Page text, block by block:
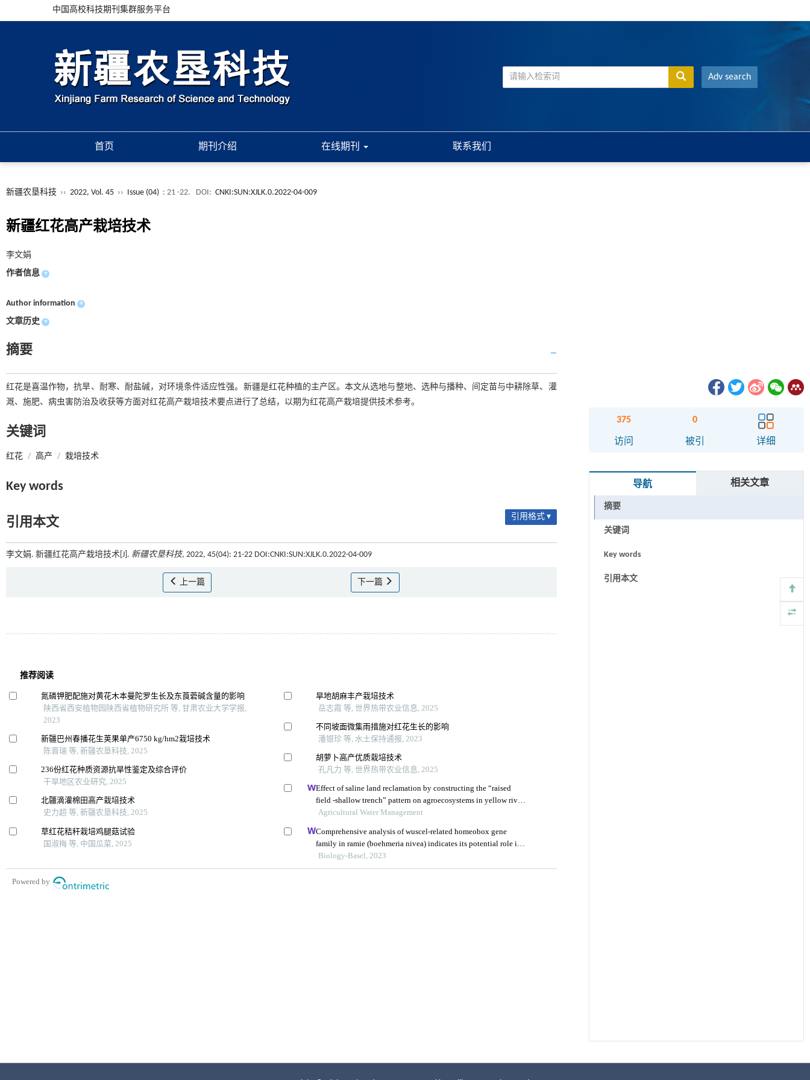
中国高校科技期刊集群服务平台
Adv search
首页 期刊介绍 在线期刊 联系我们
新疆农垦科技 ›› 2022, Vol. 45 ›› Issue (04) : 21 -22. DOI: CNKI:SUN:XJLK.0.2022-04-009
新疆红花高产栽培技术
李文娟
作者信息 +
Author information +
文章历史 +
摘要
红花是喜温作物，抗旱、耐寒、耐盐碱，对环境条件适应性强。新疆是红花种植的主产区。本文从选地与整地、选种与播种、间定苗与中耕除草、灌
溉、施肥、病虫害防治及收获等方面对红花高产栽培技术要点进行了总结，以期为红花高产栽培提供技术参考。
关键词
红花 / 高产 / 栽培技术
Key words
引用本文 引用格式 ▾
李文娟. 新疆红花高产栽培技术[J]. 新疆农垦科技, 2022, 45(04): 21-22 DOI:CNKI:SUN:XJLK.0.2022-04-009
上一篇 下一篇
375
访问
0
被引 详细
导航 相关文章
摘要
关键词
Key words
引用本文